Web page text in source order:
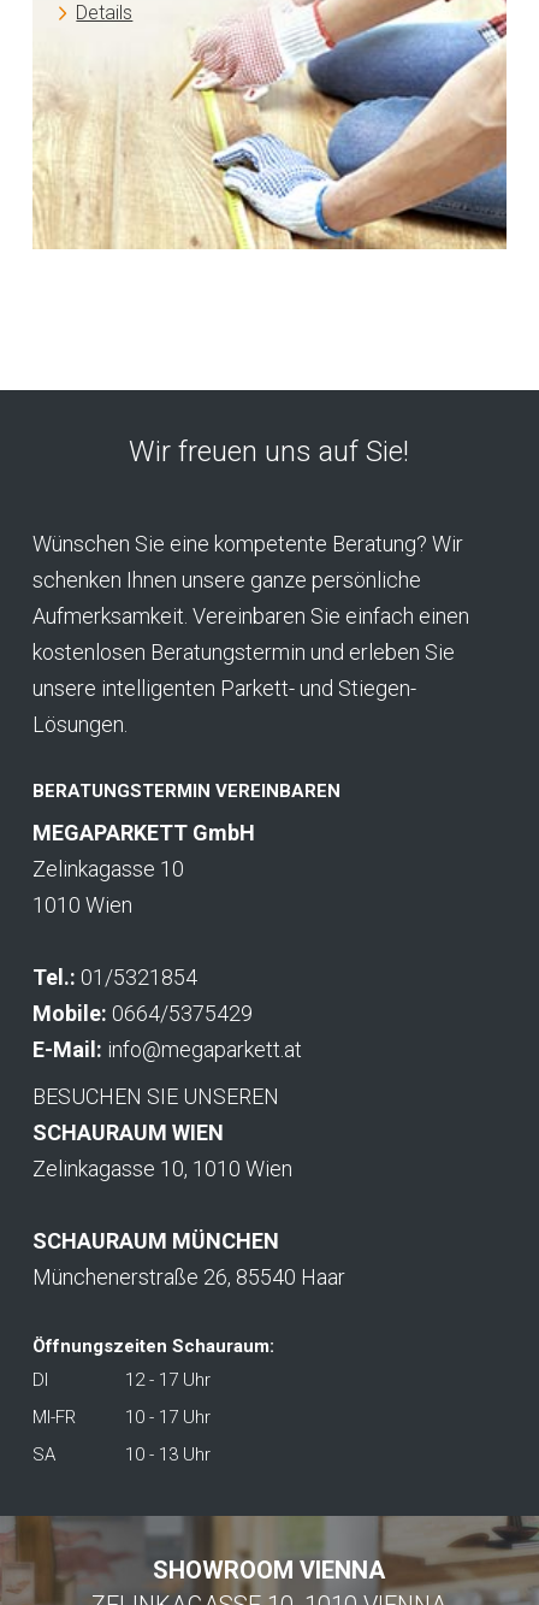
Details
Wir freuen uns auf Sie!
Wünschen Sie eine kompetente Beratung? Wir
schenken Ihnen unsere ganze persönliche
Aufmerksamkeit. Vereinbaren Sie einfach einen
kostenlosen Beratungstermin und erleben Sie
unsere intelligenten Parkett- und Stiegen-
Lösungen.
BERATUNGSTERMIN VEREINBAREN
MEGAPARKETT GmbH
Zelinkagasse 10
1010 Wien
Tel.: 01/5321854
Mobile: 0664/5375429
E-Mail: info@megaparkett.at
BESUCHEN SIE UNSEREN
SCHAURAUM WIEN
Zelinkagasse 10, 1010 Wien
SCHAURAUM MÜNCHEN
Münchenerstraße 26, 85540 Haar
Öffnungszeiten Schauraum:
DI
12 - 17 Uhr
MI-FR
10 - 17 Uhr
SA
10 - 13 Uhr
SHOWROOM VIENNA